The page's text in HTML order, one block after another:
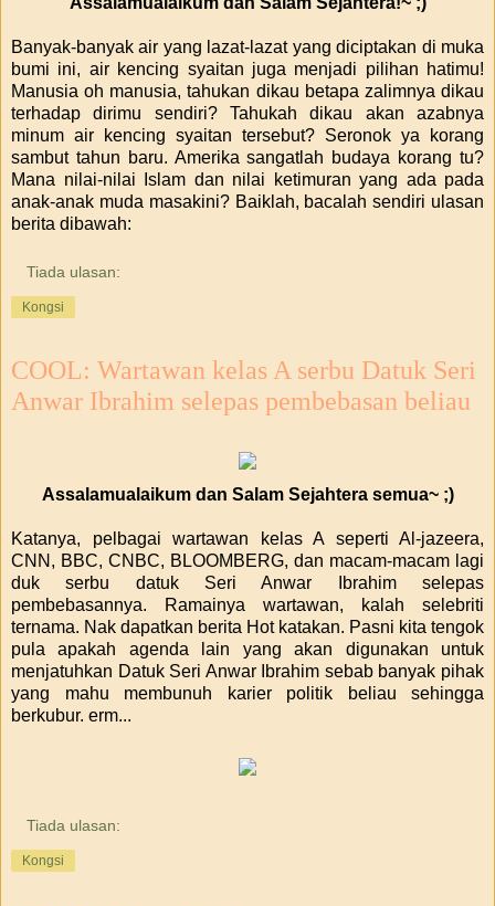
Banyak-banyak air yang lazat-lazat yang diciptakan di muka
bumi ini, air kencing syaitan juga menjadi pilihan hatimu!
Manusia oh manusia, tahukan dikau betapa zalimnya dikau
terhadap dirimu sendiri? Tahukah dikau akan azabnya
minum air kencing syaitan tersebut? Seronok ya korang
sambut tahun baru. Amerika sangatlah budaya korang tu?
Mana nilai-nilai Islam dan nilai ketimuran yang ada pada
anak-anak muda masakini? Baiklah, bacalah sendiri ulasan
berita dibawah:
Tiada ulasan:
Kongsi
COOL: Wartawan kelas A serbu Datuk Seri
Anwar Ibrahim selepas pembebasan beliau
Assalamualaikum dan Salam Sejahtera semua~ ;)
Katanya, pelbagai wartawan kelas A seperti Al-jazeera,
CNN, BBC, CNBC, BLOOMBERG, dan macam-macam lagi
duk serbu datuk Seri Anwar Ibrahim selepas
pembebasannya. Ramainya wartawan, kalah selebriti
ternama. Nak dapatkan berita Hot katakan. Pasni kita tengok
pula apakah agenda lain yang akan digunakan untuk
menjatuhkan Datuk Seri Anwar Ibrahim sebab banyak pihak
yang mahu membunuh karier politik beliau sehingga
berkubur. erm...
Tiada ulasan:
Kongsi